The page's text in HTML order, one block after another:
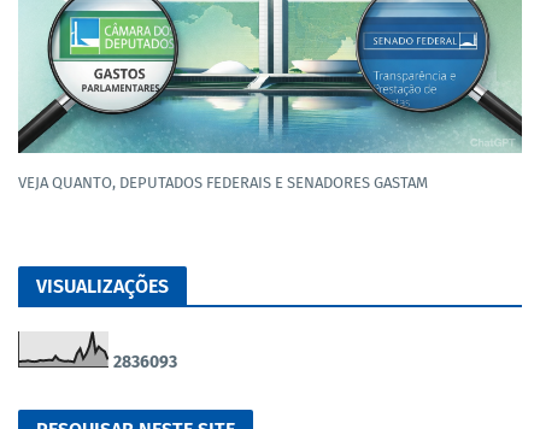
VEJA QUANTO, DEPUTADOS FEDERAIS E SENADORES GASTAM
VISUALIZAÇÕES
2836093